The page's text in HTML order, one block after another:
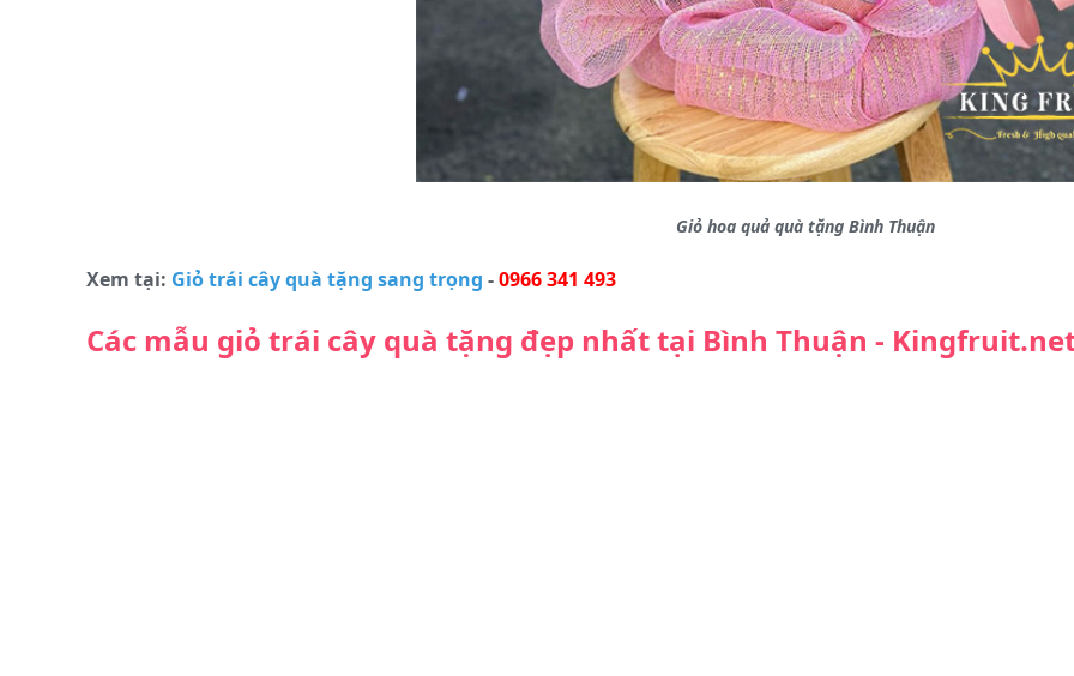
Giỏ hoa quả quà tặng Bình Thuận
Xem tại: Giỏ trái cây quà tặng sang trọng -0966 341 493
Các mẫu giỏ trái cây quà tặng đẹp nhất tại Bình Thuận -